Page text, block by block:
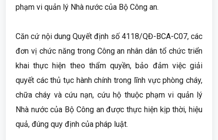
phạm vi quản lý Nhà nước của Bộ Công an.
Căn cứ nội dung Quyết định số 4118/QĐ-BCA-C07, các
đơn vị chức năng trong Công an nhân dân tổ chức triển
khai thực hiện theo thẩm quyền, bảo đảm việc giải
quyết các thủ tục hành chính trong lĩnh vực phòng cháy,
chữa cháy và cứu nạn, cứu hộ thuộc phạm vi quản lý
Nhà nước của Bộ Công an được thực hiện kịp thời, hiệu
quả, đúng quy định của pháp luật.